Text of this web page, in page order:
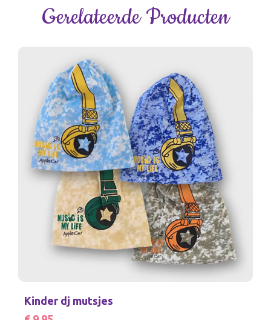
Gerelateerde Producten
Kinder dj mutsjes